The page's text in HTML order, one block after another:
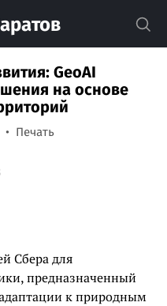
GeoAI
на основе
Печать
Сбера для
предназначенный
к природным